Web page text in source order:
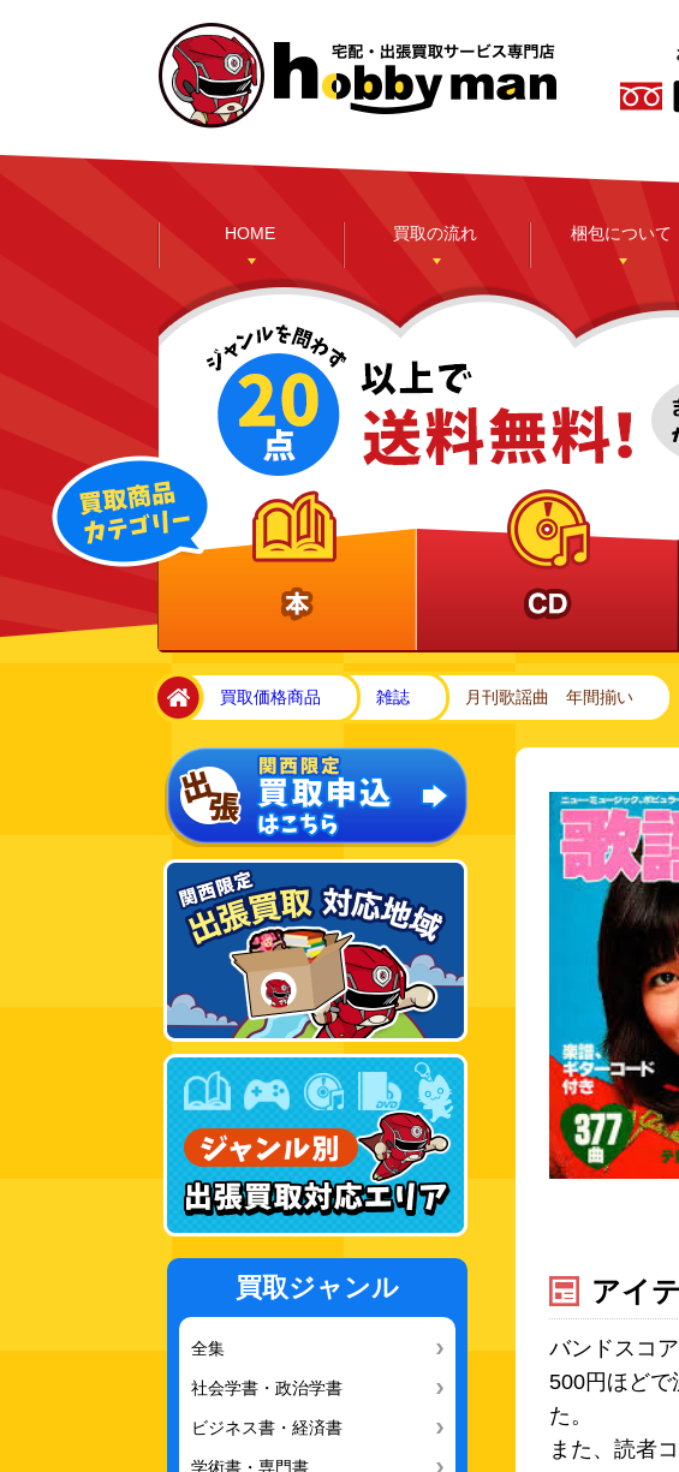
HOME 買取の流れ 梱包について
home買取価格商品 雑誌 月刊歌謡曲 年間揃い
買取ジャンル
全集
社会学書・政治学書
ビジネス書・経済書
学術書・専門書
アイ
バンドスコ
500円ほどで
た。
また、読者